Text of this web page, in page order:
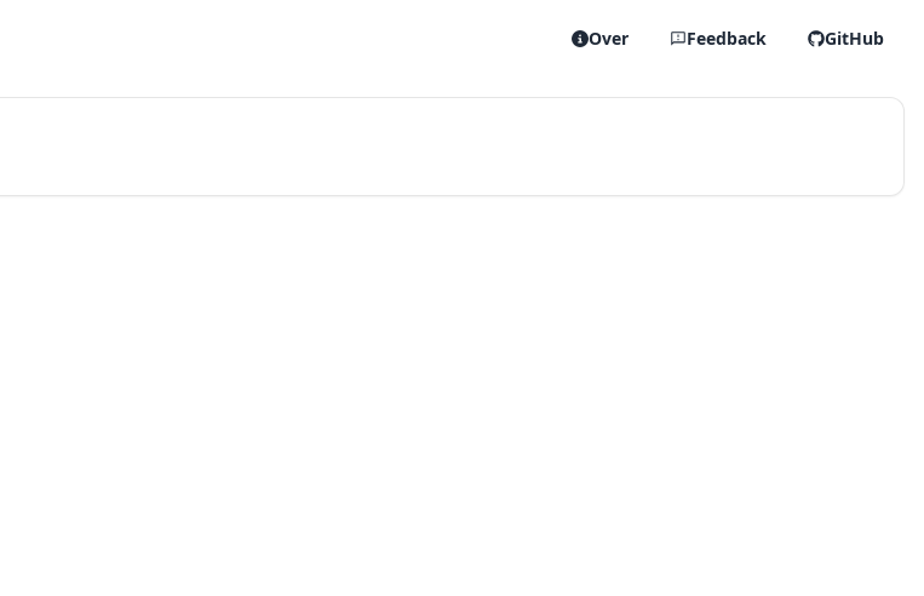
Over Feedback GitHub